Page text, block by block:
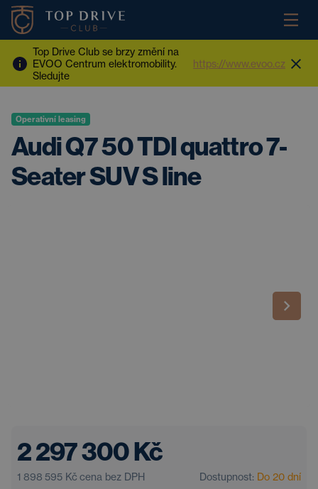
Top Drive Club se brzy změní na
EVOO Centrum elektromobility.
Sledujte
https://www.evoo.cz
Operativní leasing
Audi Q7 50 TDI quattro 7-
Seater SUV S line
2 297 300 Kč
1 898 595 Kč cena bez DPH Dostupnost: Do 20 dní